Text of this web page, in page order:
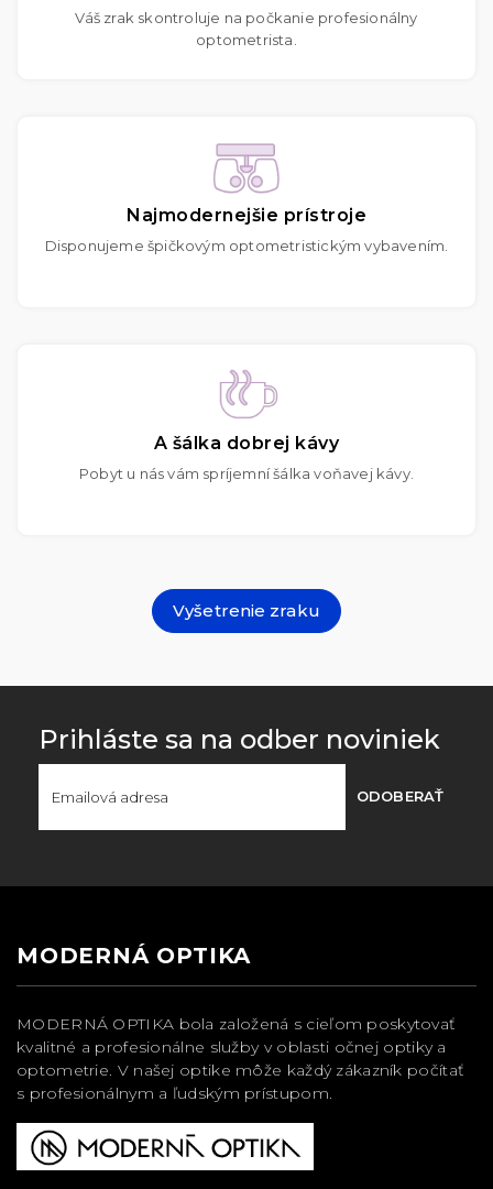
Váš zrak skontroluje na počkanie profesionálny
optometrista.
Najmodernejšie prístroje
Disponujeme špičkovým optometristickým vybavením.
A šálka dobrej kávy
Pobyt u nás vám spríjemní šálka voňavej kávy.
Vyšetrenie zraku
Prihláste sa na odber noviniek
ODOBERAŤ
MODERNÁ OPTIKA
MODERNÁ OPTIKA bola založená s cieľom poskytovať
kvalitné a profesionálne služby v oblasti očnej optiky a
optometrie. V našej optike môže každý zákazník počítať
s profesionálnym a ľudským prístupom.